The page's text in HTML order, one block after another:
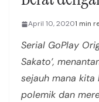
April 10, 20201 min
Serial GoPlay
Sakato’,
sejauh mana
polemik dan